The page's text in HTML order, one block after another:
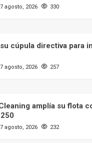
7 agosto, 2026 330
cúpula directiva para
7 agosto, 2026 257
amplía su flota
7 agosto, 2026 232